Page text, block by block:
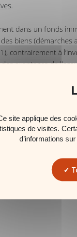
.
dans un fonds
biens
contrairement à
avantages de l'
en unités de
de
leur valeur. Le
dans le contrat.
site applique des
de visites.
d’informations